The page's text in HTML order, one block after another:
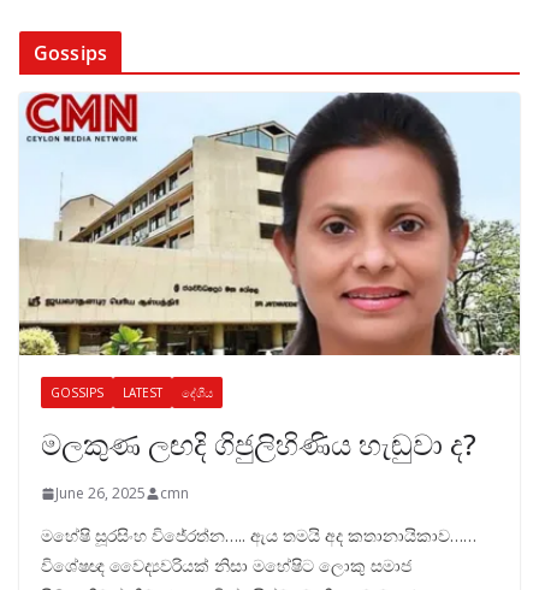
Gossips
GOSSIPS LATEST දේශීය
මලකුණ ලඟදි ගිජුලිහිණිය හැඬුවා ද?
June 26, 2025 cmn
මහේෂි සූරසිංහ විජේරත්න….. ඇය තමයි අද කතානායිකාව……
විශේෂඥ වෛද්‍යවරියක් නිසා මහේෂිට ලොකු සමාජ